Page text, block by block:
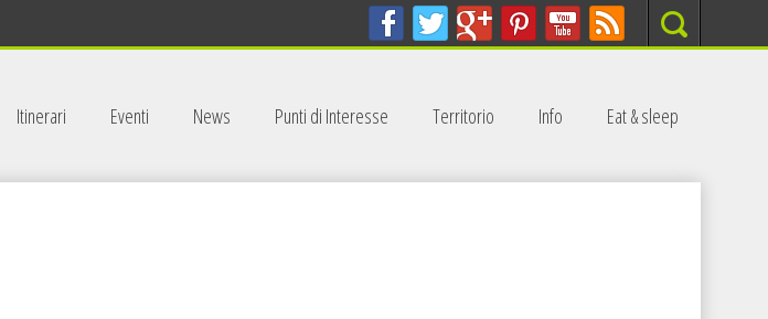
Search
Itinerari Eventi News Punti di Interesse Territorio Info Eat & sleep